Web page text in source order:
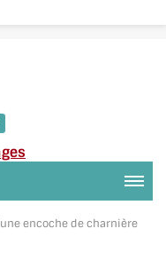
encoche de charnière